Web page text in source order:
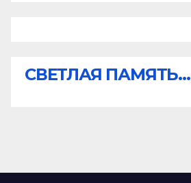
СВЕТЛАЯ ПАМЯТЬ...